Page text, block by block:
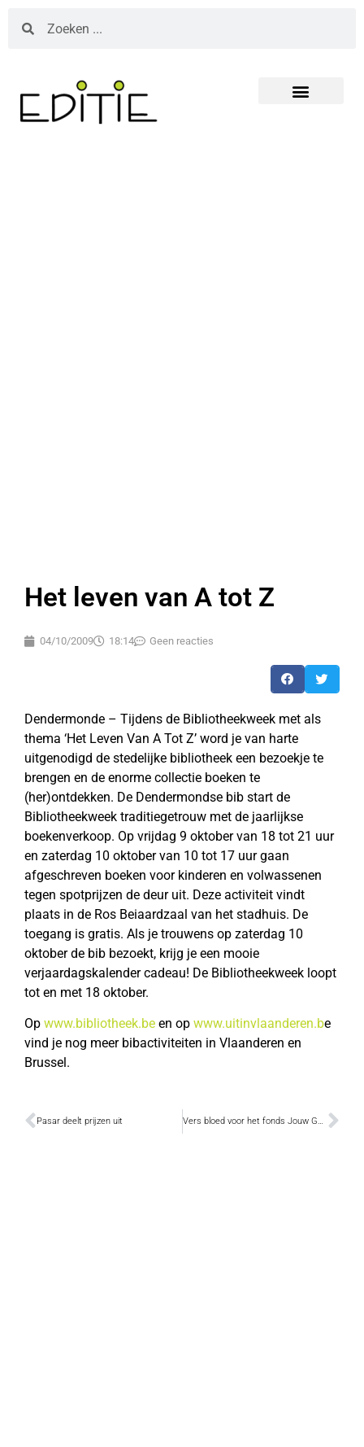
Het leven van A tot Z
04/10/2009 18:14 Geen reacties
Dendermonde – Tijdens de Bibliotheekweek met als
thema ‘Het Leven Van A Tot Z’ word je van harte
uitgenodigd de stedelijke bibliotheek een bezoekje te
brengen en de enorme collectie boeken te
(her)ontdekken. De Dendermondse bib start de
Bibliotheekweek traditiegetrouw met de jaarlijkse
boekenverkoop. Op vrijdag 9 oktober van 18 tot 21 uur
en zaterdag 10 oktober van 10 tot 17 uur gaan
afgeschreven boeken voor kinderen en volwassenen
tegen spotprijzen de deur uit. Deze activiteit vindt
plaats in de Ros Beiaardzaal van het stadhuis. De
toegang is gratis. Als je trouwens op zaterdag 10
oktober de bib bezoekt, krijg je een mooie
verjaardagskalender cadeau! De Bibliotheekweek loopt
tot en met 18 oktober.
Op www.bibliotheek.be en op www.uitinvlaanderen.be
vind je nog meer bibactiviteiten in Vlaanderen en
Brussel.
Pasar deelt prijzen uit Vers bloed voor het fonds Jouw Gezondheid